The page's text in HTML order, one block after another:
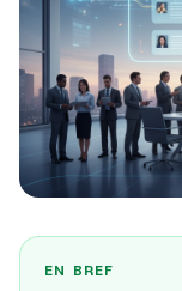
EN BREF